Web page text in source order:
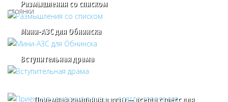
Размышления со списком
Мини-АЗС для Обнинска
Вступительная драма
Приемная кампания в вузы — всегда стресс для